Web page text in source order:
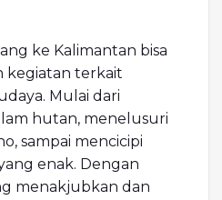
ke Kalimantan bisa
kegiatan terkait
Mulai dari
hutan, menelusuri
sampai mencicipi
enak. Dengan
menakjubkan dan